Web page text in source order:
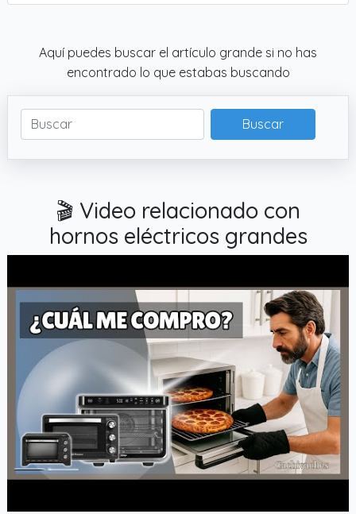
Aquí puedes buscar el artículo grande si no has
encontrado lo que estabas buscando
Buscar
🎬 Video relacionado con
hornos eléctricos grandes